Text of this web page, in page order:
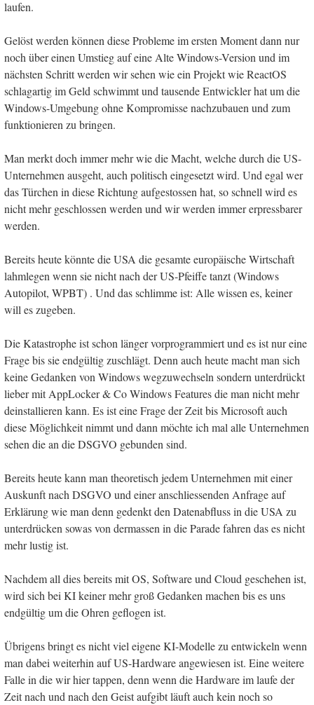
laufen.
Gelöst werden können diese Probleme im ersten Moment dann nur
noch über einen Umstieg auf eine Alte Windows-Version und im
nächsten Schritt werden wir sehen wie ein Projekt wie ReactOS
schlagartig im Geld schwimmt und tausende Entwickler hat um die
Windows-Umgebung ohne Kompromisse nachzubauen und zum
funktionieren zu bringen.
Man merkt doch immer mehr wie die Macht, welche durch die US-
Unternehmen ausgeht, auch politisch eingesetzt wird. Und egal wer
das Türchen in diese Richtung aufgestossen hat, so schnell wird es
nicht mehr geschlossen werden und wir werden immer erpressbarer
werden.
Bereits heute könnte die USA die gesamte europäische Wirtschaft
lahmlegen wenn sie nicht nach der US-Pfeiffe tanzt (Windows
Autopilot, WPBT) . Und das schlimme ist: Alle wissen es, keiner
will es zugeben.
Die Katastrophe ist schon länger vorprogrammiert und es ist nur eine
Frage bis sie endgültig zuschlägt. Denn auch heute macht man sich
keine Gedanken von Windows wegzuwechseln sondern unterdrückt
lieber mit AppLocker & Co Windows Features die man nicht mehr
deinstallieren kann. Es ist eine Frage der Zeit bis Microsoft auch
diese Möglichkeit nimmt und dann möchte ich mal alle Unternehmen
sehen die an die DSGVO gebunden sind.
Bereits heute kann man theoretisch jedem Unternehmen mit einer
Auskunft nach DSGVO und einer anschliessenden Anfrage auf
Erklärung wie man denn gedenkt den Datenabfluss in die USA zu
unterdrücken sowas von dermassen in die Parade fahren das es nicht
mehr lustig ist.
Nachdem all dies bereits mit OS, Software und Cloud geschehen ist,
wird sich bei KI keiner mehr groß Gedanken machen bis es uns
endgültig um die Ohren geflogen ist.
Übrigens bringt es nicht viel eigene KI-Modelle zu entwickeln wenn
man dabei weiterhin auf US-Hardware angewiesen ist. Eine weitere
Falle in die wir hier tappen, denn wenn die Hardware im laufe der
Zeit nach und nach den Geist aufgibt läuft auch kein noch so